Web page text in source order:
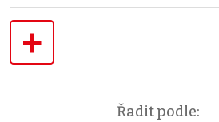
+
Řadit podle: